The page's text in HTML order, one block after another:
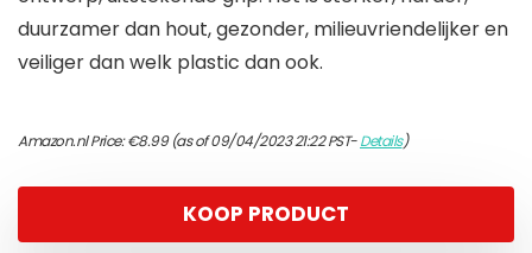
duurzamer dan hout, gezonder, milieuvriendelijker en
veiliger dan welk plastic dan ook.
Amazon.nl Price:€8.99(as of 09/04/2023 21:22 PST-Details)
KOOP PRODUCT